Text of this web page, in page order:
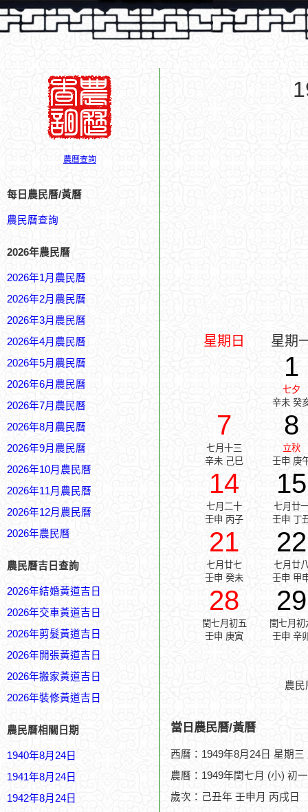
農曆查詢
每日農民曆/黃曆
農民曆查詢
2026年農民曆
2026年1月農民曆
2026年2月農民曆
2026年3月農民曆
2026年4月農民曆
2026年5月農民曆
2026年6月農民曆
2026年7月農民曆
2026年8月農民曆
2026年9月農民曆
2026年10月農民曆
2026年11月農民曆
2026年12月農民曆
2026年農民曆
農民曆吉日查詢
2026年結婚黃道吉日
2026年交車黃道吉日
2026年剪髮黃道吉日
2026年開張黃道吉日
2026年搬家黃道吉日
2026年裝修黃道吉日
農民曆相關日期
1940年8月24日
1941年8月24日
1942年8月24日
星期日 星期
1
七夕
辛未 癸
7
七月十三
辛未 己巳
8
立秋
壬申 庚
14
七月二十
壬申 丙子
15
七月廿
壬申 丁
21
七月廿七
壬申 癸未
22
七月廿
壬申 甲
28
閏七月初五
壬申 庚寅
29
閏七月初
壬申 辛
農
當日農民曆/黃曆
西曆：1949年8月24日 星期三
農曆：1949年閏七月 (小) 初
歲次：己丑年 壬申月 丙戌日